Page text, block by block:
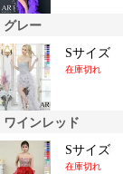
グレー
Sサイズ
在庫切れ
ワインレッド
Sサイズ
在庫切れ